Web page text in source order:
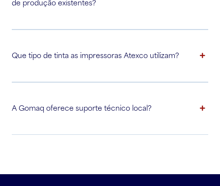
de produção existentes?
Que tipo de tinta as impressoras Atexco utilizam?
A Gomaq oferece suporte técnico local?